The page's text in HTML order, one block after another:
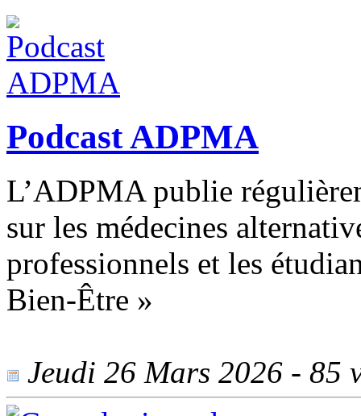
Podcast ADPMA
L’ADPMA publie
sur les médecines
professionnels et les
Bien-Être »
Jeudi 26 Mars 2026 - 85